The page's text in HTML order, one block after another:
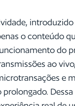
introduzido
o conteúdo
do
ao
e